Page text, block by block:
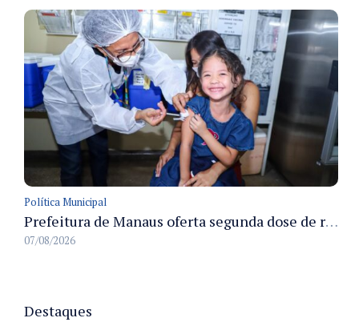
Política Municipal
Prefeitura de Manaus oferta segunda dose de reforço da vacina contra a poliomielite para crianças de 4 anos durante Campanha de Multivacinação 2026
07/08/2026
Destaques